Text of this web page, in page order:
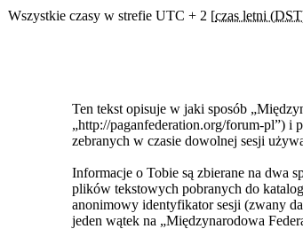
Wszystkie czasy w strefie UTC + 2 [czas letni
Ten tekst opisuje w jaki sposób
„http://paganfederation.org/forum-pl”) i
zebranych w czasie dowolnej sesji
Informacje o Tobie są zbierane na dwa
plików tekstowych pobranych do
anonimowy identyfikator sesji (zwany
jeden wątek na „Międzynarodowa